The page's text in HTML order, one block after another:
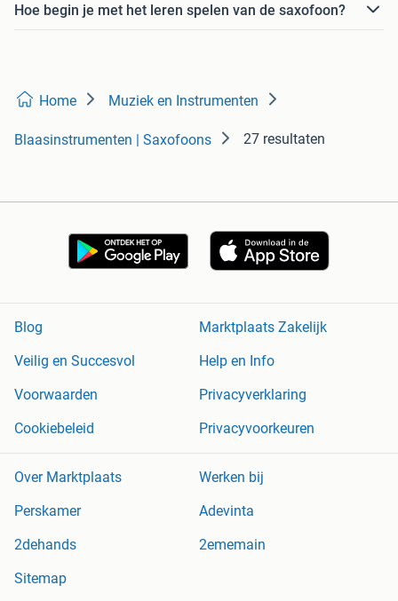
Hoe begin je met het leren spelen van de saxofoon?
Home Muziek en Instrumenten
Blaasinstrumenten | Saxofoons 27 resultaten
Blog
Marktplaats Zakelijk
Veilig en Succesvol
Help en Info
Voorwaarden
Privacyverklaring
Cookiebeleid
Privacyvoorkeuren
Over Marktplaats
Werken bij
Perskamer
Adevinta
2dehands
2ememain
Sitemap